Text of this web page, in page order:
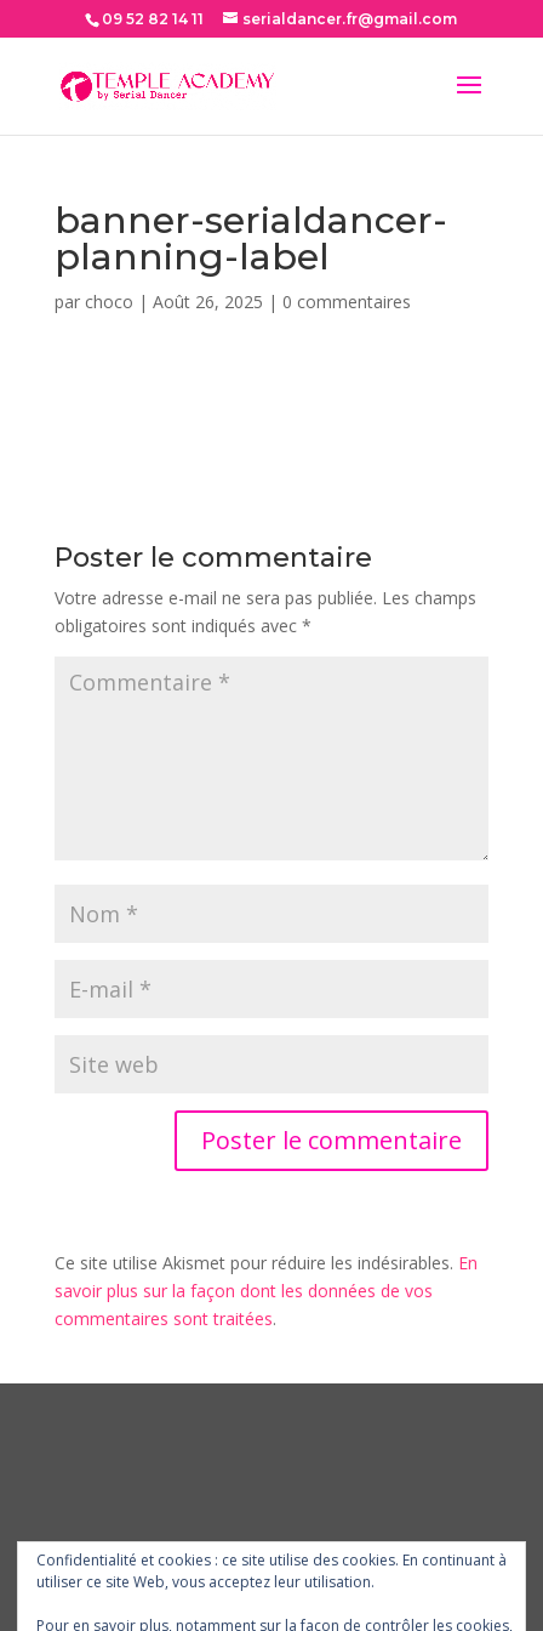
09 52 82 14 11 serialdancer.fr@gmail.com
banner-serialdancer-
planning-label
par choco | Août 26, 2025 | 0 commentaires
Poster le commentaire
Votre adresse e-mail ne sera pas publiée. Les champs
obligatoires sont indiqués avec *
Ce site utilise Akismet pour réduire les indésirables. En
savoir plus sur la façon dont les données de vos
commentaires sont traitées.
Confidentialité et cookies : ce site utilise des cookies. En continuant à
utiliser ce site Web, vous acceptez leur utilisation.
Pour en savoir plus, notamment sur la façon de contrôler les cookies,